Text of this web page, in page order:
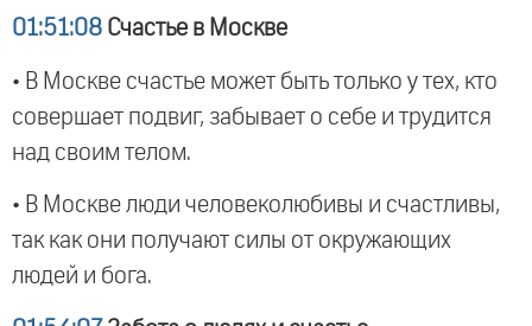
01:51:08 Счастье в Москве
• В Москве счастье может быть только у тех, кто
совершает подвиг, забывает о себе и трудится
над своим телом.
• В Москве люди человеколюбивы и счастливы,
так как они получают силы от окружающих
людей и бога.